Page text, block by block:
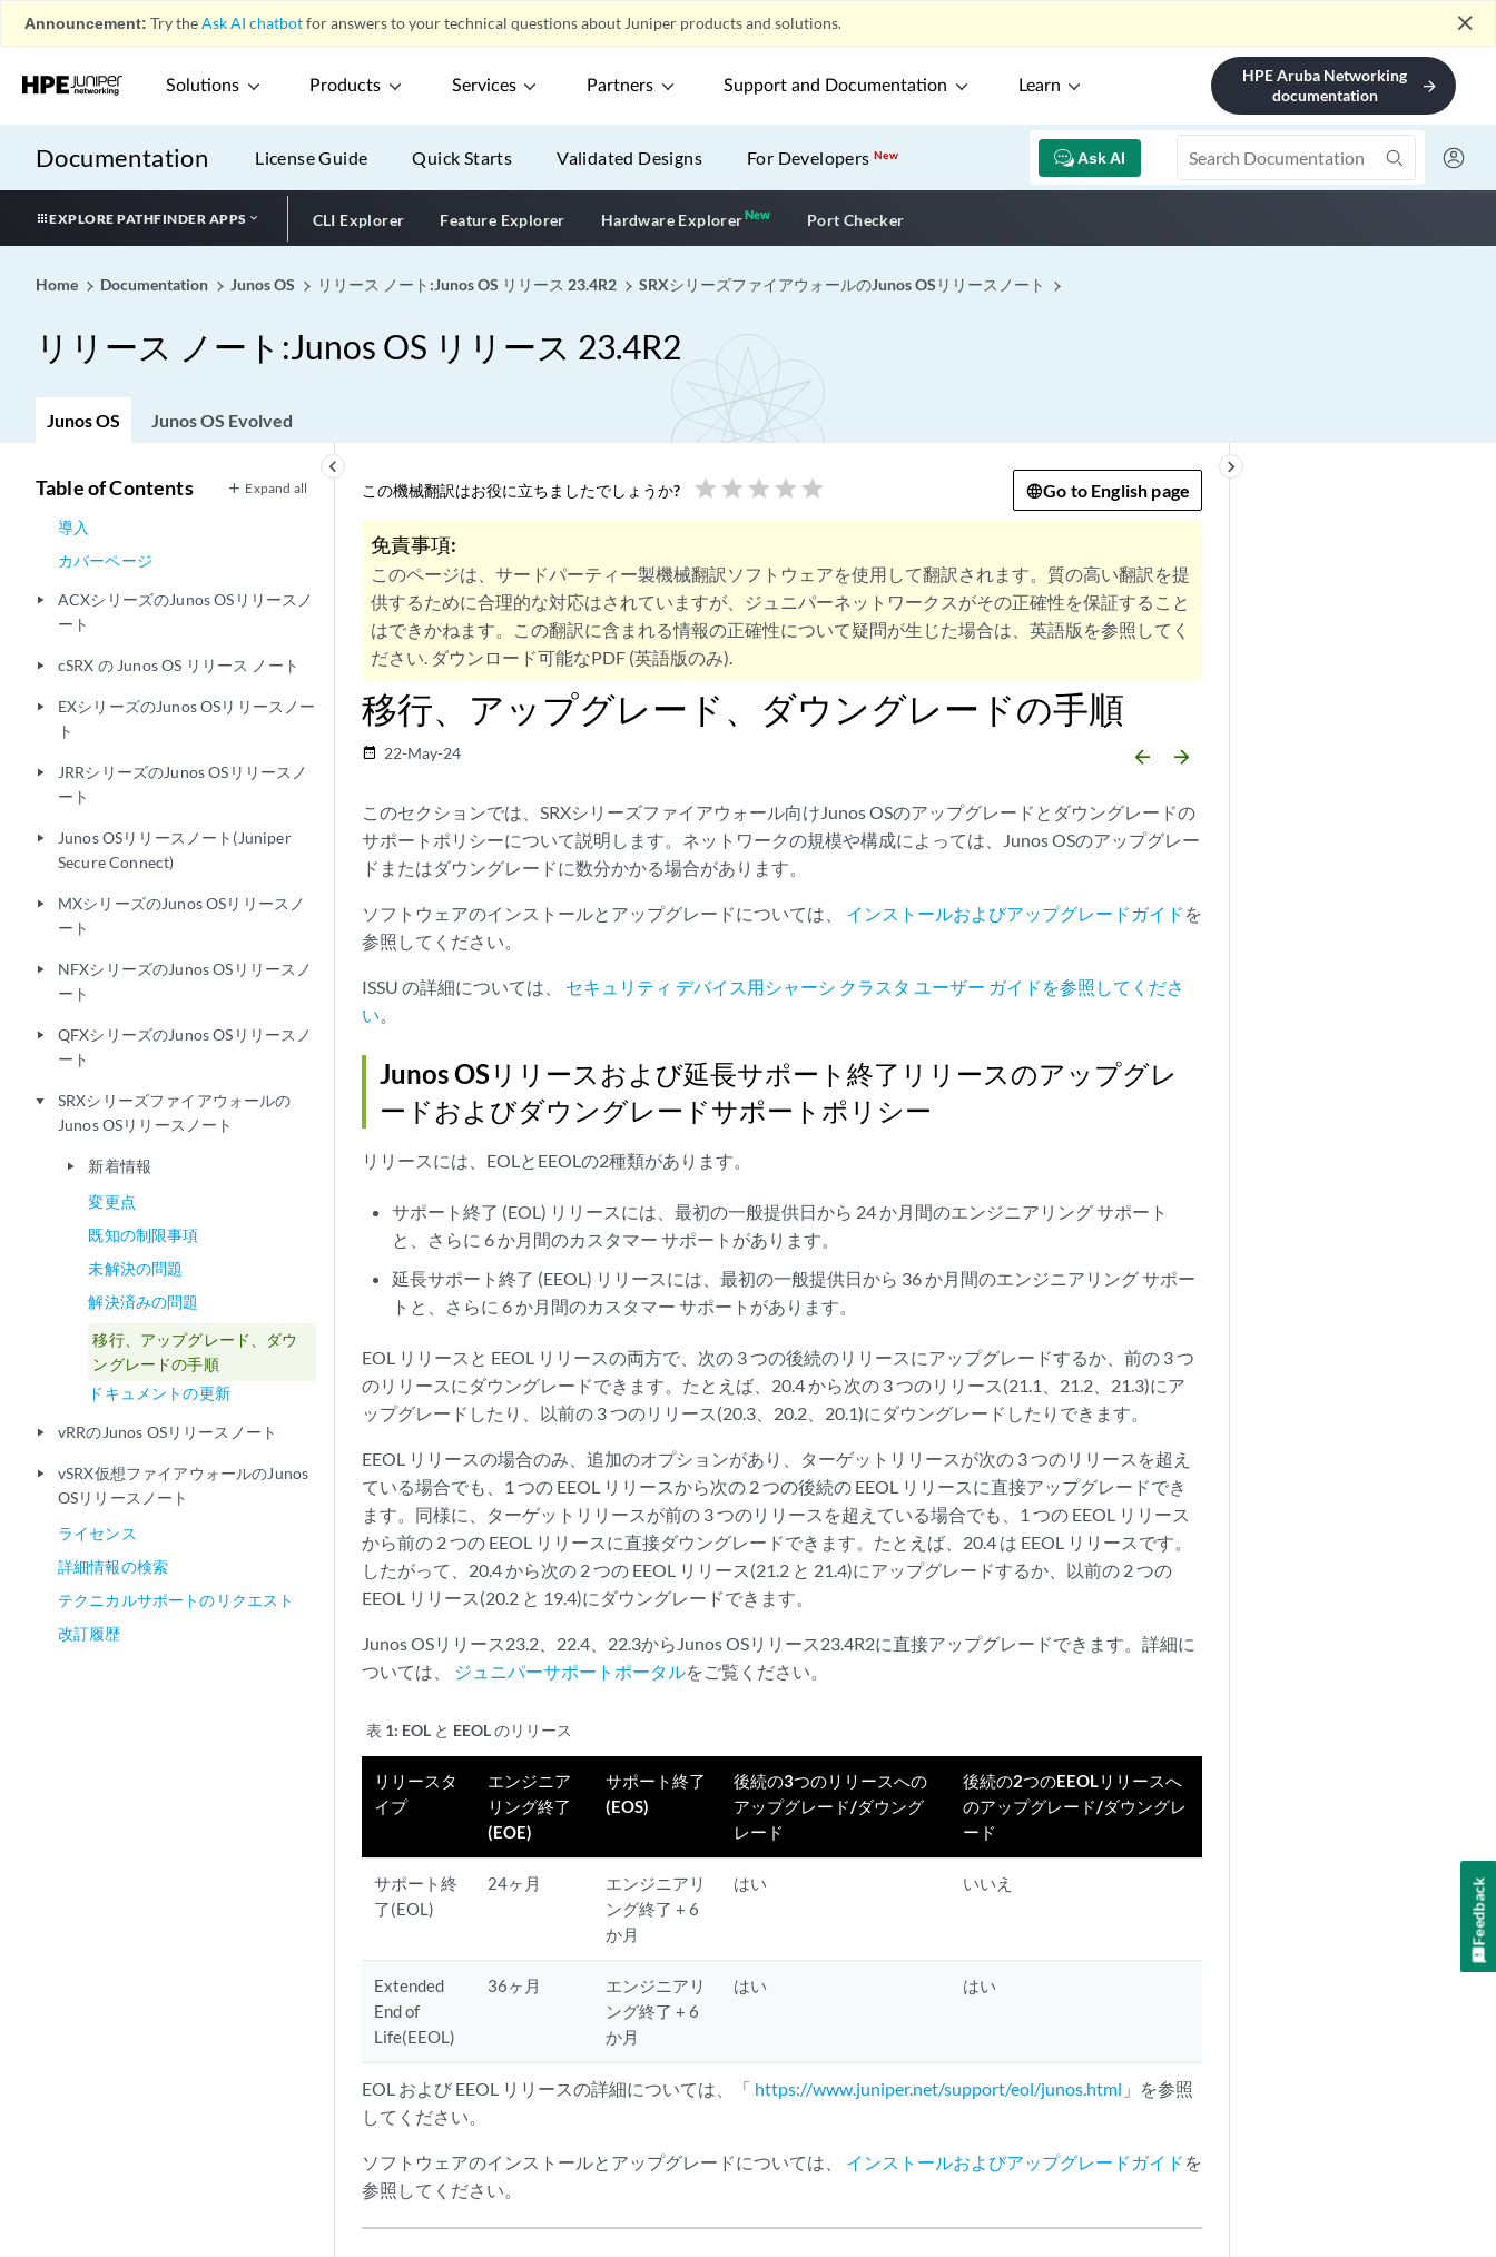
Announcement: Try theAsk AI chatbotfor answers to your technical questions about Juniper products and solutions. close
Solutions Products Services Partners Support and Documentation Learn
HPE Aruba Networking
documentation
arrow_forward
Documentation Ask AI
License Guide Quick Starts Validated Designs For DevelopersNew
EXPLORE PATHFINDER APPS CLI Explorer Feature Explorer Hardware ExplorerNewNew application
Port Checker
Home Documentation Junos OS リリース ノート:Junos OS リリース 23.4R2 SRXシリーズファイアウォールのJunos OSリリースノート
リリース ノート:Junos OS リリース 23.4R2
Junos OS Junos OS Evolved
keyboard_arrow_left
Table of Contents Expand all
導入
カバーページ
play_arrow
ACXシリーズのJunos OSリリースノ
ート
play_arrow cSRX の Junos OS リリース ノート
play_arrow
EXシリーズのJunos OSリリースノー
ト
play_arrow
JRRシリーズのJunos OSリリースノ
ート
play_arrow
Junos OSリリースノート(Juniper
Secure Connect)
play_arrow
MXシリーズのJunos OSリリースノ
ート
play_arrow
NFXシリーズのJunos OSリリースノ
ート
play_arrow
QFXシリーズのJunos OSリリースノ
ート
play_arrow
SRXシリーズファイアウォールの
Junos OSリリースノート
play_arrow
新着情報
変更点
既知の制限事項
未解決の問題
解決済みの問題
移行、アップグレード、ダウ
ングレードの手順
ドキュメントの更新
play_arrow vRRのJunos OSリリースノート
play_arrow
vSRX仮想ファイアウォールのJunos
OSリリースノート
ライセンス
詳細情報の検索
テクニカルサポートのリクエスト
改訂履歴
keyboard_arrow_right
この機械翻訳はお役に立ちましたでしょうか? star star star star star Go to English page
免責事項:
このページは、サードパーティー製機械翻訳ソフトウェアを使用して翻訳されます。質の高い翻訳を提
供するために合理的な対応はされていますが、ジュニパーネットワークスがその正確性を保証すること
はできかねます。この翻訳に含まれる情報の正確性について疑問が生じた場合は、英語版を参照してく
ださい. ダウンロード可能なPDF (英語版のみ).
移行、アップグレード、ダウングレードの手順
date_range 22-May-24 arrow_backward arrow_forward
このセクションでは、SRXシリーズファイアウォール向けJunos OSのアップグレードとダウングレードの
サポートポリシーについて説明します。ネットワークの規模や構成によっては、Junos OSのアップグレー
ドまたはダウングレードに数分かかる場合があります。
ソフトウェアのインストールとアップグレードについては、 インストールおよびアップグレードガイド を
参照してください。
ISSU の詳細については、 セキュリティ デバイス用シャーシ クラスタ ユーザー ガイドを参照してくださ
い。
Junos OSリリースおよび延長サポート終了リリースのアップグレ
ードおよびダウングレードサポートポリシー
リリースには、EOLとEEOLの2種類があります。
サポート終了 (EOL) リリースには、最初の一般提供日から 24 か月間のエンジニアリング サポート
と、さらに 6 か月間のカスタマー サポートがあります。
延長サポート終了 (EEOL) リリースには、最初の一般提供日から 36 か月間のエンジニアリング サポー
トと、さらに 6 か月間のカスタマー サポートがあります。
EOL リリースと EEOL リリースの両方で、次の 3 つの後続のリリースにアップグレードするか、前の 3 つ
のリリースにダウングレードできます。たとえば、20.4 から次の 3 つのリリース(21.1、21.2、21.3)にア
ップグレードしたり、以前の 3 つのリリース(20.3、20.2、20.1)にダウングレードしたりできます。
EEOL リリースの場合のみ、追加のオプションがあり、ターゲットリリースが次の 3 つのリリースを超え
ている場合でも、1 つの EEOL リリースから次の 2 つの後続の EEOL リリースに直接アップグレードでき
ます。同様に、ターゲットリリースが前の 3 つのリリースを超えている場合でも、1 つの EEOL リリース
から前の 2 つの EEOL リリースに直接ダウングレードできます。たとえば、20.4 は EEOL リリースです。
したがって、20.4 から次の 2 つの EEOL リリース(21.2 と 21.4)にアップグレードするか、以前の 2 つの
EEOL リリース(20.2 と 19.4)にダウングレードできます。
Junos OSリリース23.2、22.4、22.3からJunos OSリリース23.4R2に直接アップグレードできます。詳細に
ついては、
ジュニパーサポートポータルをご覧ください。
表 1: EOL と EEOL のリリース
リリースタ
イプ
エンジニア
リング終了
(EOE)
サポート終了
(EOS)
後続の3つのリリースへの
アップグレード/ダウング
レード
後続の2つのEEOLリリースへ
のアップグレード/ダウングレ
ード
サポート終
了(EOL)
24ヶ月
エンジニアリ
ング終了 + 6
か月
はい いいえ
Extended
End of
Life(EEOL)
36ヶ月
エンジニアリ
ング終了 + 6
か月
はい はい
EOL および EEOL リリースの詳細については、「 https://www.juniper.net/support/eol/junos.html 」を参照
してください。
ソフトウェアのインストールとアップグレードについては、 インストールおよびアップグレードガイド を
参照してください。
Feedback